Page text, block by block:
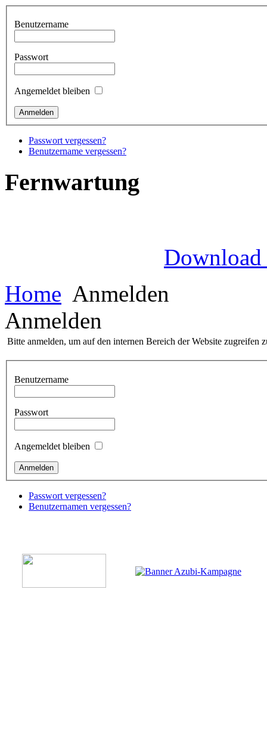
Benutzername
Passwort
Angemeldet bleiben
Passwort vergessen?
Benutzername vergessen?
Fernwartung
Download
Home Anmelden
Anmelden
Bitte anmelden, um auf den internen Bereich der Website zugreifen
Benutzername
Passwort
Angemeldet bleiben
Passwort vergessen?
Benutzernamen vergessen?